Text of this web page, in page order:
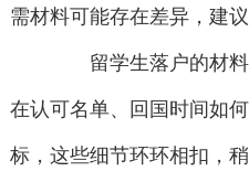
需材料可能存在差异，建
留学生落户的材料
在认可名单、回国时间如
标，这些细节环环相扣，